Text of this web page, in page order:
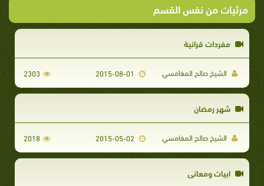
مرئيات من نفس القسم
مفردات قرانية
الشيخ صالح المغامسي 2303
شهر رمضان
الشيخ صالح المغامسي 2018
ابيات ومعاني